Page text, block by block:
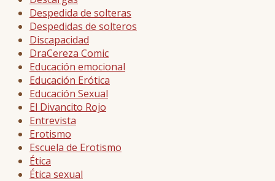
Despedida de solteras
Despedidas de solteros
Discapacidad
DraCereza Comic
Educación emocional
Educación Erótica
Educación Sexual
El Divancito Rojo
Entrevista
Erotismo
Escuela de Erotismo
Ética
Ética sexual